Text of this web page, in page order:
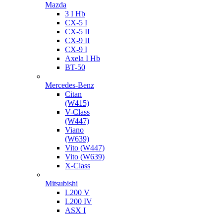
Mazda
3 I Hb
CX-5 I
CX-5 II
CX-9 II
CX-9 I
Axela I Hb
BT-50
Mercedes-Benz
Citan
(W415)
V-Class
(W447)
Viano
(W639)
Vito (W447)
Vito (W639)
X-Class
Mitsubishi
L200 V
L200 IV
ASX I